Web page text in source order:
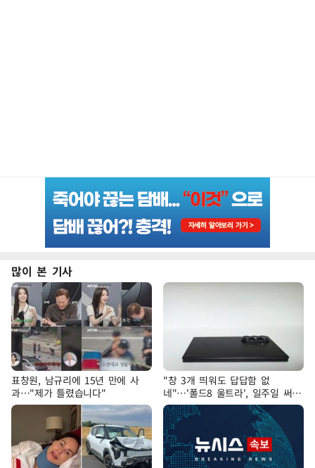
많이 본 기사
표창원, 남규리에 15년 만에 사
과…"제가 틀렸습니다"
"창 3개 띄워도 답답함 없
네"…'폴드8 울트라', 일주일 써보
니